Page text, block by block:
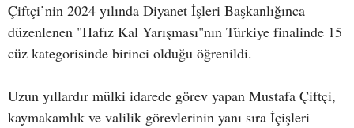
Çiftçi’nin 2024 yılında Diyanet İşleri Başkanlığınca
düzenlenen "Hafız Kal Yarışması"nın Türkiye finalinde 15
cüz kategorisinde birinci olduğu öğrenildi.
Uzun yıllardır mülki idarede görev yapan Mustafa Çiftçi,
kaymakamlık ve valilik görevlerinin yanı sıra İçişleri